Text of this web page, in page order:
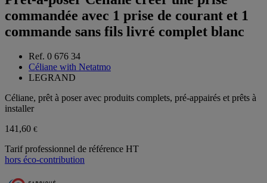
commandée avec 1 prise de courant et 1
commande sans fils livré complet blanc
Ref. 0 676 34
Céliane with Netatmo
LEGRAND
Céliane, prêt à poser avec produits complets, pré-appairés et prêts à
installer
141,60 €
Tarif professionnel de référence HT
hors éco-contribution